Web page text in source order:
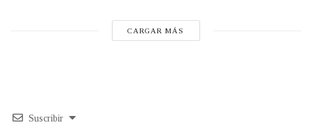
CARGAR MÁS
Suscribir